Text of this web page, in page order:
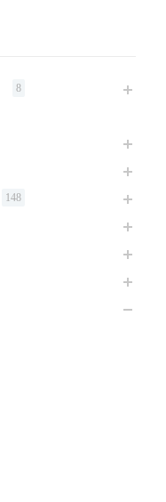
8
148